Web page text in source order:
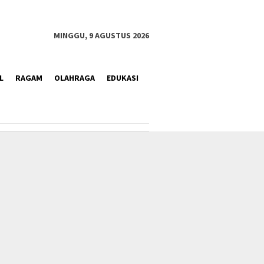
MINGGU, 9 AGUSTUS 2026
RAGAM OLAHRAGA EDUKASI